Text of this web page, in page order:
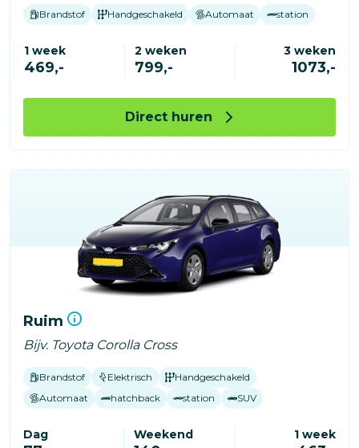
Brandstof Handgeschakeld Automaat station
1 week
469,-
2 weken
799,-
3 weken
1073,-
Direct huren
Ruim
Bijv. Toyota Corolla Cross
Brandstof Elektrisch
Handgeschakeld
Automaat
hatchback station SUV
Dag Weekend 1 week